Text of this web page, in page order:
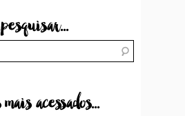
acessados...